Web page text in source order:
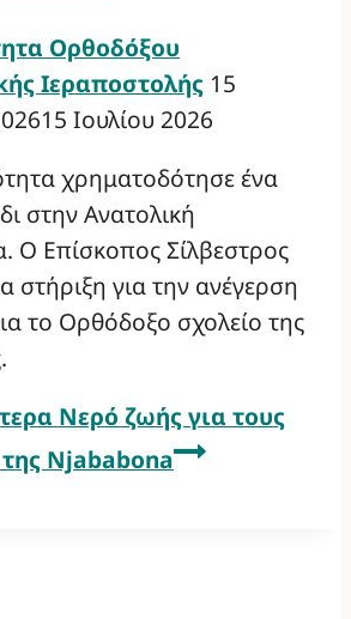
Ορθοδόξου
Ιεραποστολής 15
15 Ιουλίου 2026
χρηματοδότησε ένα
στην Ανατολική
Ο Επίσκοπος Σίλβεστρος
στήριξη για την ανέγερση
το Ορθόδοξο σχολείο της
Νερό ζωής για τους
Njababona